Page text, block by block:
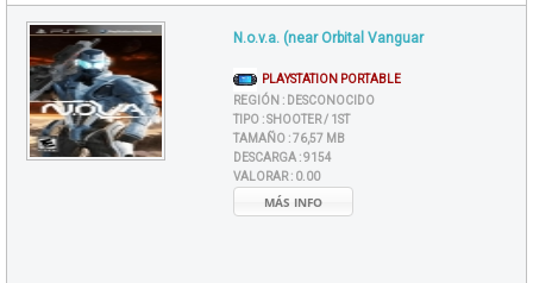
N.o.v.a. (near Orbital Vanguar
PLAYSTATION PORTABLE
REGIÓN : DESCONOCIDO
TIPO :SHOOTER / 1ST
TAMAÑO :76,57 MB
DESCARGA :9154
VALORAR : 0.00
MÁS INFO